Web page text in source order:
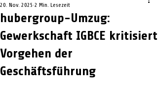
hubergroup-Umzug:
Gewerkschaft IGBCE kritisiert
Vorgehen der
Geschäftsführung
20. Nov. 2025 2 Min. Lesezeit